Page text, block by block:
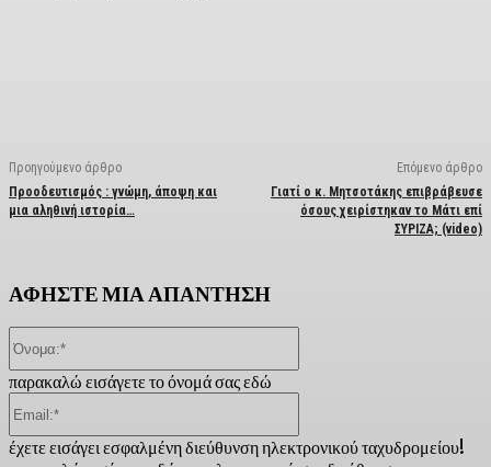
Προηγούμενο άρθρο
Προοδευτισμός : γνώμη, άποψη και
μια αληθινή ιστορία…
Επόμενο άρθρο
Γιατί ο κ. Μητσοτάκης επιβράβευσε
όσους χειρίστηκαν το Μάτι επί
ΣΥΡΙΖΑ; (video)
ΑΦΗΣΤΕ ΜΙΑ ΑΠΑΝΤΗΣΗ
παρακαλώ εισάγετε το όνομά σας εδώ
έχετε εισάγει εσφαλμένη διεύθυνση ηλεκτρονικού ταχυδρομείου!